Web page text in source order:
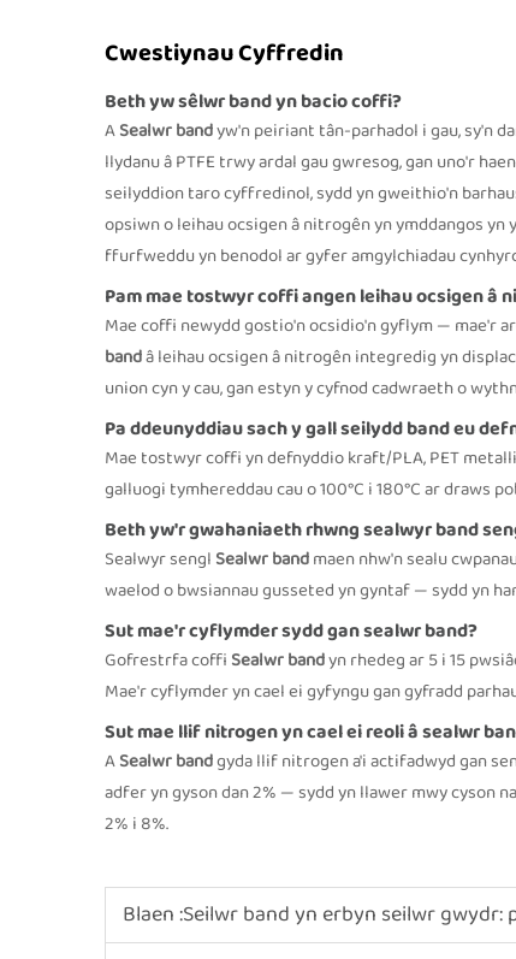
Cwestiynau Cyffredin
Beth yw sêlwr band yn bacio coffi?
ASealwr bandyw'n peiriant tân-parhadol i gau, sy'n
llydanu â PTFE trwy ardal gau gwresog, gan uno'r
seilyddion taro cyffredinol, sydd yn gweithio'n
opsiwn o leihau ocsigen â nitrogên yn ymddangos yn
ffurfweddu yn benodol ar gyfer amgylchiadau
Pam mae tostwyr coffi angen leihau ocsigen â
Mae coffi newydd gostio'n ocsidio'n gyflym — mae'r
bandâ leihau ocsigen â nitrogên integredig yn
union cyn y cau, gan estyn y cyfnod cadwraeth o
Pa ddeunyddiau sach y gall seilydd band eu
Mae tostwyr coffi yn defnyddio kraft/PLA, PET
galluogi tymhereddau cau o 100°C i 180°C ar draws
Beth yw'r gwahaniaeth rhwng sealwyr band
Sealwyr sengl Sealwr bandmaen nhw'n sealu
waelod o bwsiannau gusseted yn gyntaf — sydd yn
Sut mae'r cyflymder sydd gan sealwr band?
Gofrestrfa coffi Sealwr bandyn rhedeg ar 5 i 15
Mae'r cyflymder yn cael ei gyfyngu gan gyfradd
Sut mae llif nitrogen yn cael ei reoli â sealwr
ASealwr bandgyda llif nitrogen a'i actifadwyd gan
adfer yn gyson dan 2% — sydd yn llawer mwy cyson
2% i 8%.
Blaen :Seilwr band yn erbyn seilwr gwydr: